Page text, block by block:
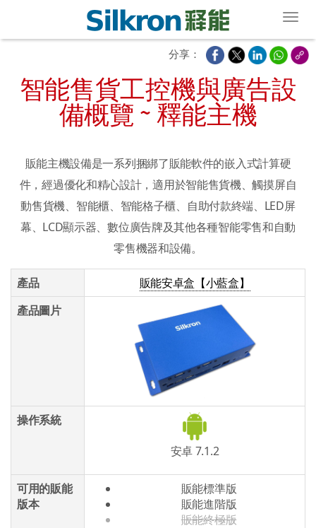
分享：
智能售貨工控機與廣告設
備概覽 ~ 釋能主機
販能主機設備是一系列捆綁了販能軟件的嵌入式計算硬
件，經過優化和精心設計，適用於智能售貨機、觸摸屏自
動售貨機、智能櫃、智能格子櫃、自助付款終端、LED屏
幕、LCD顯示器、數位廣告牌及其他各種智能零售和自動
零售機器和設備。
產品
販能安卓盒【小藍盒】
產品圖片
操作系統
安卓 7.1.2
可用的販能
版本
販能標準版
販能進階版
販能終極版